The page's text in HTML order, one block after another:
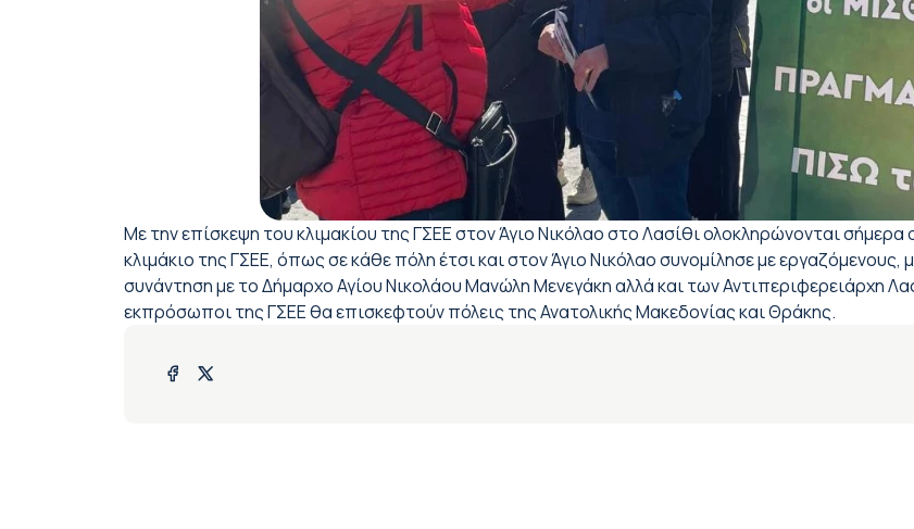
Με την επίσκεψη του κλιμακίου της ΓΣΕΕ στον Άγιο Νικόλαο στο Λασίθι ολοκληρώνονται
κλιμάκιο της ΓΣΕΕ, όπως σε κάθε πόλη έτσι και στον Άγιο Νικόλαο συνομίλησε με εργαζόμενους,
συνάντηση με το Δήμαρχο Αγίου Νικολάου Μανώλη Μενεγάκη αλλά και των Αντιπεριφερειάρχη
εκπρόσωποι της ΓΣΕΕ θα επισκεφτούν πόλεις της Ανατολικής Μακεδονίας και Θράκης.